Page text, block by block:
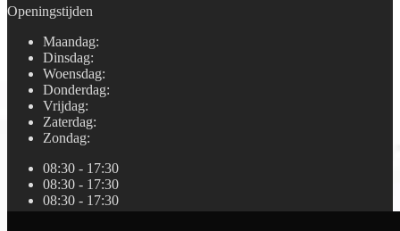
Openingstijden
Maandag:
Dinsdag:
Woensdag:
Donderdag:
Vrijdag:
Zaterdag:
Zondag:
08:30 - 17:30
08:30 - 17:30
08:30 - 17:30
08:30 - 17:30